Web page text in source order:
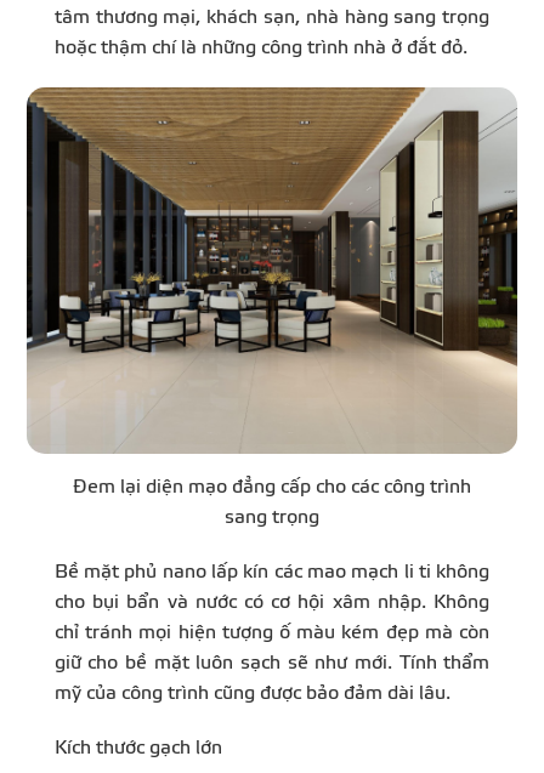
tâm thương mại, khách sạn, nhà hàng sang trọng
hoặc thậm chí là những công trình nhà ở đắt đỏ.
Đem lại diện mạo đẳng cấp cho các công trình
sang trọng
Bề mặt phủ nano lấp kín các mao mạch li ti không
cho bụi bẩn và nước có cơ hội xâm nhập. Không
chỉ tránh mọi hiện tượng ố màu kém đẹp mà còn
giữ cho bề mặt luôn sạch sẽ như mới. Tính thẩm
mỹ của công trình cũng được bảo đảm dài lâu.
Kích thước gạch lớn